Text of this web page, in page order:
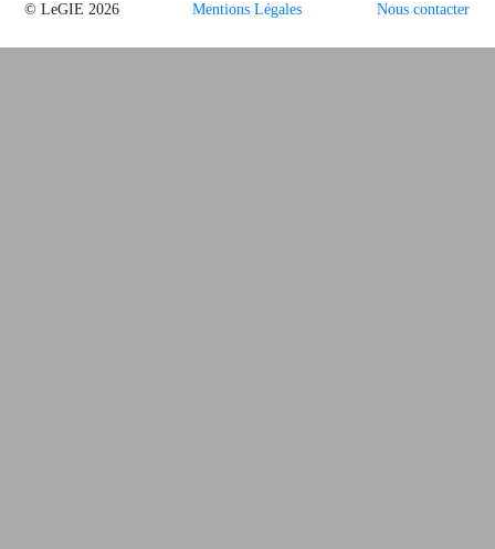
© LeGIE 2026 Mentions Légales Nous contacter